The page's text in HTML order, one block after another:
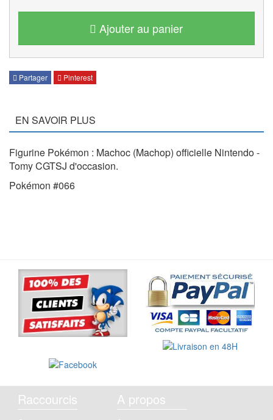
Ajouter au panier
Partager Pinterest
EN SAVOIR PLUS
Figurine Pokémon : Machoc (Machop) officielle Nintendo -
Tomy CGTSJ d'occasion.
Pokémon #066
Raccourcis A propos